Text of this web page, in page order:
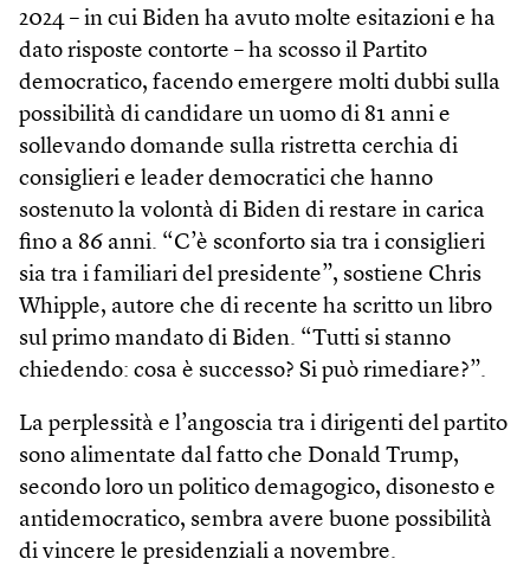
2024 – in cui Biden ha avuto molte esitazioni e ha
dato risposte contorte – ha scosso il Partito
democratico, facendo emergere molti dubbi sulla
possibilità di candidare un uomo di 81 anni e
sollevando domande sulla ristretta cerchia di
consiglieri e leader democratici che hanno
sostenuto la volontà di Biden di restare in carica
fino a 86 anni. “C’è sconforto sia tra i consiglieri
sia tra i familiari del presidente”, sostiene Chris
Whipple, autore che di recente ha scritto un libro
sul primo mandato di Biden. “Tutti si stanno
chiedendo: cosa è successo? Si può rimediare?”.
La perplessità e l’angoscia tra i dirigenti del partito
sono alimentate dal fatto che Donald Trump,
secondo loro un politico demagogico, disonesto e
antidemocratico, sembra avere buone possibilità
di vincere le presidenziali a novembre.